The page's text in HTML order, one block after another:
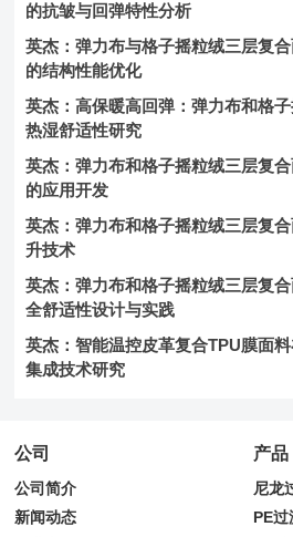
的抗皱与回弹特性分析
英杰：弹力布与格子摇粒绒三层复
的结构性能优化
英杰：高保暖高回弹：弹力布和格
热湿舒适性研究
英杰：弹力布和格子摇粒绒三层复
的应用开发
英杰：弹力布和格子摇粒绒三层复
升技术
英杰：弹力布和格子摇粒绒三层复
全舒适性设计与实践
英杰：智能温控皮革复合TPU膜面
集成技术研究
公司
公司简介
新闻动态
产品
尼龙
PE